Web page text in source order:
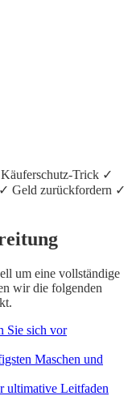
Trick ✓
Geld zurückfordern ✓
um eine vollständige
wir die folgenden
Sie sich vor
Maschen und
ultimative Leitfaden